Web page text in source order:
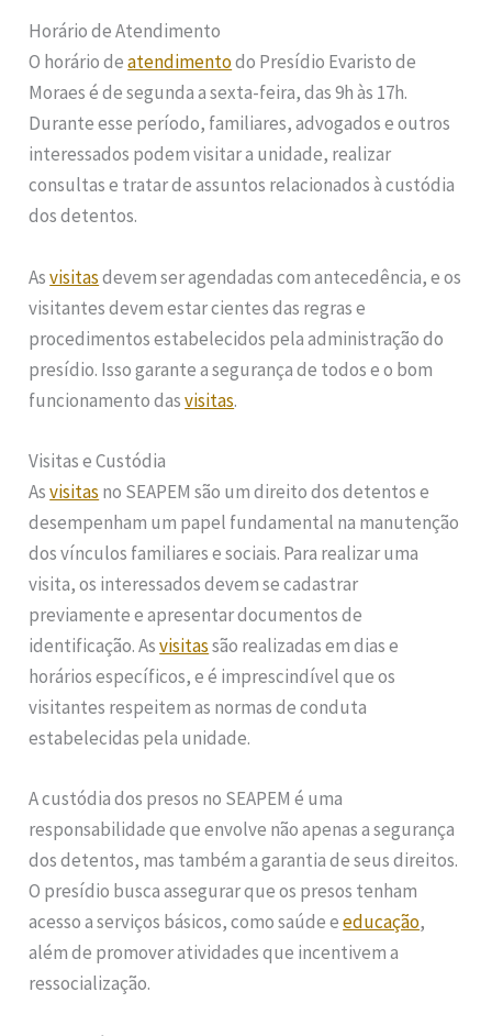
Horário de Atendimento
O horário deatendimentodo Presídio Evaristo de
Moraes é de segunda a sexta-feira, das 9h às 17h.
Durante esse período, familiares, advogados e outros
interessados podem visitar a unidade, realizar
consultas e tratar de assuntos relacionados à custódia
dos detentos.
Asvisitasdevem ser agendadas com antecedência, e os
visitantes devem estar cientes das regras e
procedimentos estabelecidos pela administração do
presídio. Isso garante a segurança de todos e o bom
funcionamento dasvisitas.
Visitas e Custódia
Asvisitas no SEAPEM são um direito dos detentos e
desempenham um papel fundamental na manutenção
dos vínculos familiares e sociais. Para realizar uma
visita, os interessados devem se cadastrar
previamente e apresentar documentos de
identificação. Asvisitassão realizadas em dias e
horários específicos, e é imprescindível que os
visitantes respeitem as normas de conduta
estabelecidas pela unidade.
A custódia dos presos no SEAPEM é uma
responsabilidade que envolve não apenas a segurança
dos detentos, mas também a garantia de seus direitos.
O presídio busca assegurar que os presos tenham
acesso a serviços básicos, como saúde eeducação,
além de promover atividades que incentivem a
ressocialização.